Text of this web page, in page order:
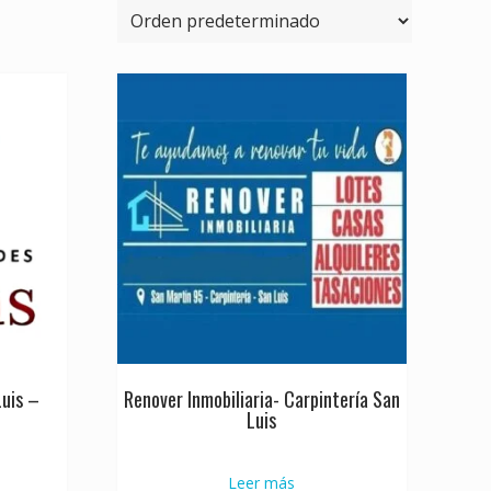
– Renover Inmobiliaria- Carpintería San
Luis
Leer más